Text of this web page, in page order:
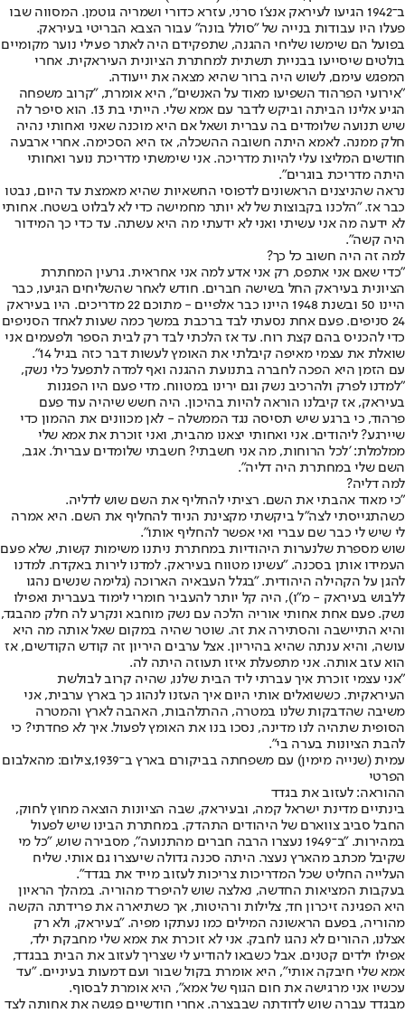
ב־1942 הגיעו לעיראק אנצ'ו סרני, עזרא כדורי ושמריה גוטמן. המסווה שבו
פעלו היו עבודות בנייה של "סולל בונה" עבור הצבא הבריטי בעיראק.
בפועל הם שימשו שליחי ההגנה, שתפקידם היה לאתר פעילי נוער מקומיים
בולטים שיסייעו בבניית תשתית למחתרת הציונית העיראקית. אחרי
המפגש עימם, לשוש היה ברור שהיא מצאה את ייעודה.
"אירועי הפרהוד השפיעו מאוד על האנשים", היא אומרת, "קרוב משפחה
הגיע אלינו הביתה וביקש לדבר עם אמא שלי. הייתי בת 13. הוא סיפר לה
שיש תנועה שלומדים בה עברית ושאל אם היא מוכנה שאני ואחותי נהיה
חלק ממנה. לאמא היתה חשובה ההשכלה, אז היא הסכימה. אחרי ארבעה
חודשים המליצו עלי להיות מדריכה. אני שימשתי מדריכת נוער ואחותי
היתה מדריכת בוגרים".
נראה שהניצנים הראשונים לדפוסי החשאיות שהיא מאמצת עד היום, נבטו
כבר אז. "הלכנו בקבוצות של לא יותר מחמישה כדי לא לבלוט בשטח. אחותי
לא ידעה מה אני עשיתי ואני לא ידעתי מה היא עשתה. עד כדי כך המידור
היה קשה".
למה זה היה חשוב כל כך?
"כדי שאם אני אתפס, רק אני אדע למה אני אחראית. גרעין המחתרת
הציונית בעיראק החל בשישה חברים. חודש לאחר שהשליחים הגיעו, כבר
היינו 50 ובשנת 1948 היינו כבר אלפיים - מתוכם 22 מדריכים. היו בעיראק
24 סניפים. פעם אחת נסעתי לבד ברכבת במשך כמה שעות לאחד הסניפים
כדי להכניס בהם קצת רוח. עד אז הלכתי לבד רק לבית הספר ולפעמים אני
שואלת את עצמי מאיפה קיבלתי את האומץ לעשות דבר כזה בגיל 14".
עם הזמן היא הפכה לחברה בתנועת ההגנה ואף למדה לתפעל כלי נשק,
"למדנו לפרק ולהרכיב נשק וגם ירינו במטווח. מדי פעם היו הפגנות
בעיראק, אז קיבלנו הוראה להיות בהיכון. היה חשש שיהיה עוד פעם
פרהוד, כי ברגע שיש תסיסה נגד הממשלה - לאן מכוונים את ההמון כדי
שיירגע? ליהודים. אני ואחותי יצאנו מהבית, ואני זוכרת את אמא שלי
ממלמלת: 'לכל הרוחות, מה אני חשבתי? חשבתי שלומדים עברית'. אגב,
השם שלי במחתרת היה דליה".
למה דליה?
"כי מאוד אהבתי את השם. רציתי להחליף את השם שוש לדליה.
כשהתגייסתי לצה"ל ביקשתי מקצינת הניוד להחליף את השם. היא אמרה
לי שיש לי כבר שם עברי ואי אפשר להחליף אותו".
שוש מספרת שלנערות היהודיות במחתרת ניתנו משימות קשות, שלא פעם
העמידו אותן בסכנה. "עשינו מטווח בעיראק. למדנו לירות באקדח. למדנו
להגן על הקהילה היהודית. "בגלל העבאיה הארוכה (גלימה שנשים נהגו
ללבוש בעיראק - מ"ו), היה קל יותר להעביר חומרי לימוד בעברית ואפילו
נשק. פעם אחת אחותי אוריה הלכה עם נשק מוחבא ונקרע לה חלק מהבגד,
והיא התיישבה והסתירה את זה. שוטר שהיה במקום שאל אותה מה היא
עושה, והיא ענתה שהיא בהיריון. אצל ערבים היריון זה קודש הקודשים, אז
הוא עזב אותה. אני מתפעלת איזו תעוזה היתה לה.
"אני עצמי זוכרת איך עברתי ליד הבית שלנו, שהיה קרוב לבולשת
העיראקית. כששואלים אותי היום איך העזנו לנהוג כך בארץ ערבית, אני
משיבה שהדבקות שלנו במטרה, ההתלהבות, האהבה לארץ והמטרה
הסופית שתהיה לנו מדינה, נסכו בנו את האומץ לפעול. איך לא פחדתי? כי
להבת הציונות בערה בי".
עמית (שנייה מימין) עם משפחתה בביקורם בארץ ב־1939,צילום: מהאלבום
הפרטי
ההוראה: לעזוב את בגדד
בינתיים מדינת ישראל קמה, ובעיראק, שבה הציונות הוצאה מחוץ לחוק,
החבל סביב צווארם של היהודים התהדק. במחתרת הבינו שיש לפעול
במהירות. "ב־1949 נעצרו הרבה חברים מהתנועה", מסבירה שוש, "כל מי
שקיבל מכתב מהארץ נעצר. היתה סכנה גדולה שיעצרו גם אותי. שליח
העלייה החליט שכל המדריכות צריכות לעזוב מייד את בגדד".
בעקבות המציאות החדשה, נאלצה שוש להיפרד מהוריה. במהלך הראיון
היא הפגינה זיכרון חד, צלילות ורהיטות, אך כשתיארה את פרידתה הקשה
מהוריה, בפעם הראשונה המילים כמו נעתקו מפיה. "בעיראק, ולא רק
אצלנו, ההורים לא נהגו לחבק. אני לא זוכרת את אמא שלי מחבקת ילד,
אפילו ילדים קטנים. אבל כשבאו להודיע לי שצריך לעזוב את הבית בבגדד,
אמא שלי חיבקה אותי", היא אומרת בקול שבור ועם דמעות בעיניים. "עד
עכשיו אני מרגישה את חום הגוף של אמא", היא אומרת לבסוף.
מבגדד עברה שוש לדודתה שבבצרה. אחרי חודשיים פגשה את אחותה לצד